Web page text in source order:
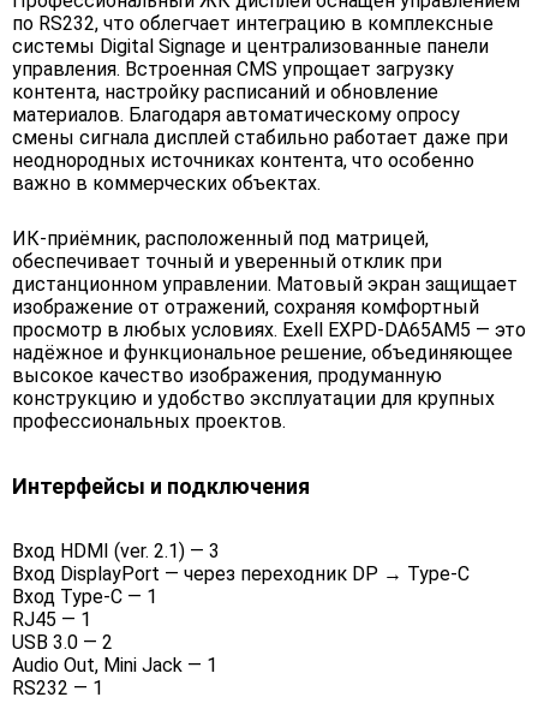
по RS232, что облегчает интеграцию в комплексные
системы Digital Signage и централизованные панели
управления. Встроенная CMS упрощает загрузку
контента, настройку расписаний и обновление
материалов. Благодаря автоматическому опросу
смены сигнала дисплей стабильно работает даже при
неоднородных источниках контента, что особенно
важно в коммерческих объектах.
ИК-приёмник, расположенный под матрицей,
обеспечивает точный и уверенный отклик при
дистанционном управлении. Матовый экран защищает
изображение от отражений, сохраняя комфортный
просмотр в любых условиях. Exell EXPD-DA65AM5 — это
надёжное и функциональное решение, объединяющее
высокое качество изображения, продуманную
конструкцию и удобство эксплуатации для крупных
профессиональных проектов.
Интерфейсы и подключения
Вход HDMI (ver. 2.1) — 3
Вход DisplayPort — через переходник DP → Type-C
Вход Type-C — 1
RJ45 — 1
USB 3.0 — 2
Audio Out, Mini Jack — 1
RS232 — 1